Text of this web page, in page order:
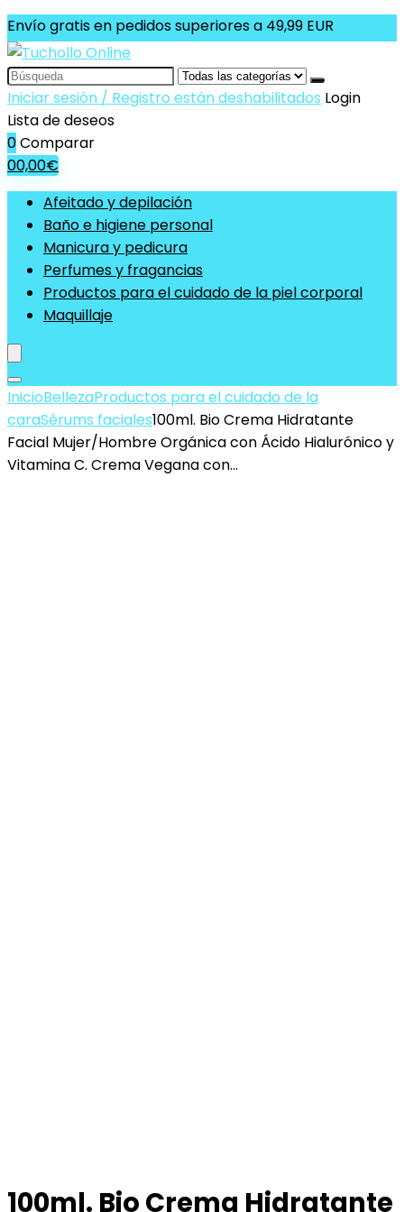
Envío gratis en pedidos superiores a 49,99 EUR
Search
for:
Iniciar sesión / Registro están deshabilitados Login
Lista de deseos
0Comparar
00,00€
Afeitado y depilación
Baño e higiene personal
Manicura y pedicura
Perfumes y fragancias
Productos para el cuidado de la piel corporal
Maquillaje
InicioBellezaProductos para el cuidado de la
caraSérums faciales100ml. Bio Crema Hidratante
Facial Mujer/Hombre Orgánica con Ácido Hialurónico y
Vitamina C. Crema Vegana con…
100ml. Bio Crema Hidratante